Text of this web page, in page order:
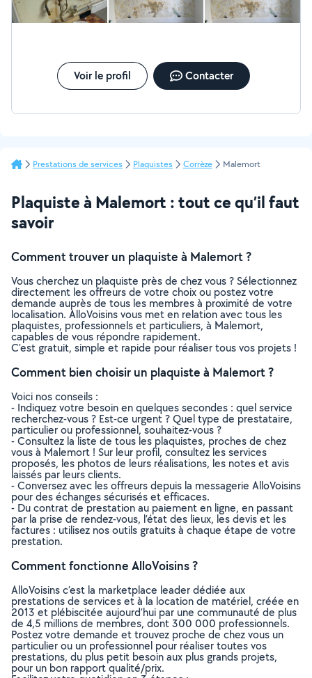
Voir le profil Contacter
Prestations de services Plaquistes Corrèze Malemort
Plaquiste à Malemort : tout ce qu’il faut
savoir
Comment trouver un plaquiste à Malemort ?
Vous cherchez un plaquiste près de chez vous ? Sélectionnez
directement les offreurs de votre choix ou postez votre
demande auprès de tous les membres à proximité de votre
localisation. AlloVoisins vous met en relation avec tous les
plaquistes, professionnels et particuliers, à Malemort,
capables de vous répondre rapidement.
C’est gratuit, simple et rapide pour réaliser tous vos projets !
Comment bien choisir un plaquiste à Malemort ?
Voici nos conseils :
- Indiquez votre besoin en quelques secondes : quel service
recherchez-vous ? Est-ce urgent ? Quel type de prestataire,
particulier ou professionnel, souhaitez-vous ?
- Consultez la liste de tous les plaquistes, proches de chez
vous à Malemort ! Sur leur profil, consultez les services
proposés, les photos de leurs réalisations, les notes et avis
laissés par leurs clients.
- Conversez avec les offreurs depuis la messagerie AlloVoisins
pour des échanges sécurisés et efficaces.
- Du contrat de prestation au paiement en ligne, en passant
par la prise de rendez-vous, l’état des lieux, les devis et les
factures : utilisez nos outils gratuits à chaque étape de votre
prestation.
Comment fonctionne AlloVoisins ?
AlloVoisins c’est la marketplace leader dédiée aux
prestations de services et à la location de matériel, créée en
2013 et plébiscitée aujourd’hui par une communauté de plus
de 4,5 millions de membres, dont 300 000 professionnels.
Postez votre demande et trouvez proche de chez vous un
particulier ou un professionnel pour réaliser toutes vos
prestations, du plus petit besoin aux plus grands projets,
pour un bon rapport qualité/prix.